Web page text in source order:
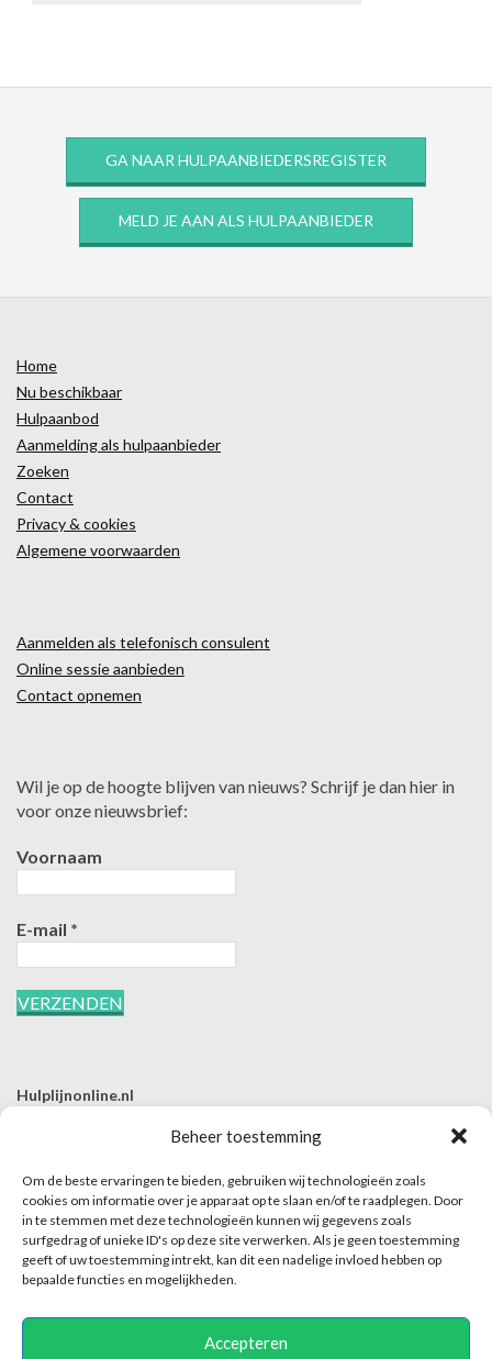
Beheer toestemming
Om de beste ervaringen te bieden, gebruiken wij technologieën zoals
cookies om informatie over je apparaat op te slaan en/of te raadplegen. Door
in te stemmen met deze technologieën kunnen wij gegevens zoals
surfgedrag of unieke ID's op deze site verwerken. Als je geen toestemming
geeft of uw toestemming intrekt, kan dit een nadelige invloed hebben op
bepaalde functies en mogelijkheden.
Accepteren
GA NAAR HULPAANBIEDERSREGISTER
MELD JE AAN ALS HULPAANBIEDER
Home
Nu beschikbaar
Hulpaanbod
Aanmelding als hulpaanbieder
Zoeken
Contact
Privacy & cookies
Algemene voorwaarden
Aanmelden als telefonisch consulent
Online sessie aanbieden
Contact opnemen
Wil je op de hoogte blijven van nieuws? Schrijf je dan hier in
voor onze nieuwsbrief:
Voornaam
E-mail *
Hulplijnonline.nl
E | info@hulplijnonline.nl
Contactformulier
Over Hulplijnonline.nl
Het team van Hulplijnonline.nl